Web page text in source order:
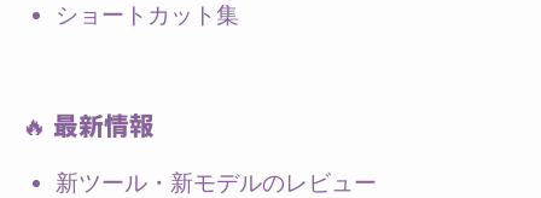
ショートカット集
🔥 最新情報
新ツール・新モデルのレビュー